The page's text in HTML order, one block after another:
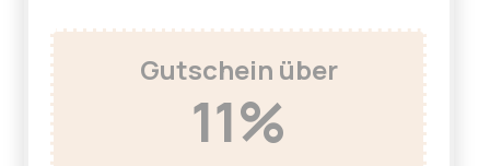
Gutschein über
11%